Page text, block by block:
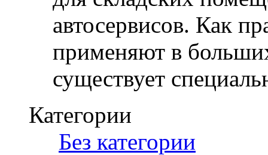
автосервисов. Как
применяют в
существует
Категории
Без категории